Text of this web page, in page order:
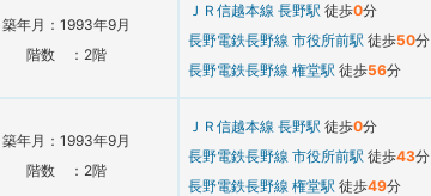
築年月：1993年9月
階数 ：2階
ＪＲ信越本線 長野駅 徒歩0分
長野電鉄長野線 市役所前駅 徒歩50分
長野電鉄長野線 権堂駅 徒歩56分
築年月：1993年9月
階数 ：2階
ＪＲ信越本線 長野駅 徒歩0分
長野電鉄長野線 市役所前駅 徒歩43分
長野電鉄長野線 権堂駅 徒歩49分